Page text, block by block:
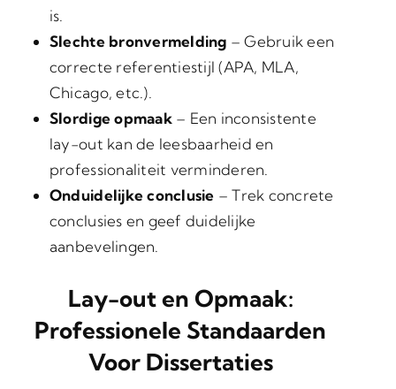
is.
Slechte bronvermelding – Gebruik een
correcte referentiestijl (APA, MLA,
Chicago, etc.).
Slordige opmaak– Een inconsistente
lay-out kan de leesbaarheid en
professionaliteit verminderen.
Onduidelijke conclusie – Trek concrete
conclusies en geef duidelijke
aanbevelingen.
Lay-out en Opmaak:
Professionele Standaarden
Voor Dissertaties